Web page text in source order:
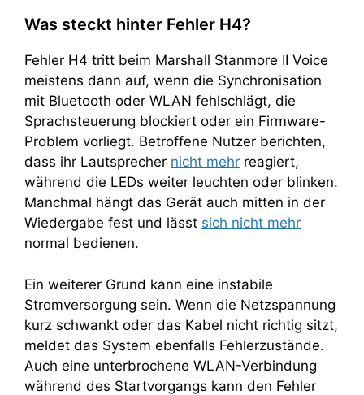
Was steckt hinter Fehler H4?
Fehler H4 tritt beim Marshall Stanmore II Voice
meistens dann auf, wenn die Synchronisation
mit Bluetooth oder WLAN fehlschlägt, die
Sprachsteuerung blockiert oder ein Firmware-
Problem vorliegt. Betroffene Nutzer berichten,
dass ihr Lautsprecher nicht mehr reagiert,
während die LEDs weiter leuchten oder blinken.
Manchmal hängt das Gerät auch mitten in der
Wiedergabe fest und lässt sich nicht mehr
normal bedienen.
Ein weiterer Grund kann eine instabile
Stromversorgung sein. Wenn die Netzspannung
kurz schwankt oder das Kabel nicht richtig sitzt,
meldet das System ebenfalls Fehlerzustände.
Auch eine unterbrochene WLAN-Verbindung
während des Startvorgangs kann den Fehler